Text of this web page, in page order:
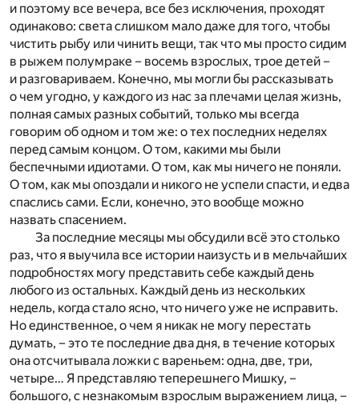
и поэтому все вечера, все без исключения, проходят
одинаково: света слишком мало даже для того, чтобы
чистить рыбу или чинить вещи, так что мы просто сидим
в рыжем полумраке – восемь взрослых, трое детей –
и разговариваем. Конечно, мы могли бы рассказывать
о чем угодно, у каждого из нас за плечами целая жизнь,
полная самых разных событий, только мы всегда
говорим об одном и том же: о тех последних неделях
перед самым концом. О том, какими мы были
беспечными идиотами. О том, как мы ничего не поняли.
О том, как мы опоздали и никого не успели спасти, и едва
спаслись сами. Если, конечно, это вообще можно
назвать спасением.
За последние месяцы мы обсудили всё это столько
раз, что я выучила все истории наизусть и в мельчайших
подробностях могу представить себе каждый день
любого из остальных. Каждый день из нескольких
недель, когда стало ясно, что ничего уже не исправить.
Но единственное, о чем я никак не могу перестать
думать, – это те последние два дня, в течение которых
она отсчитывала ложки с вареньем: одна, две, три,
четыре… Я представляю теперешнего Мишку, –
большого, с незнакомым взрослым выражением лица, –